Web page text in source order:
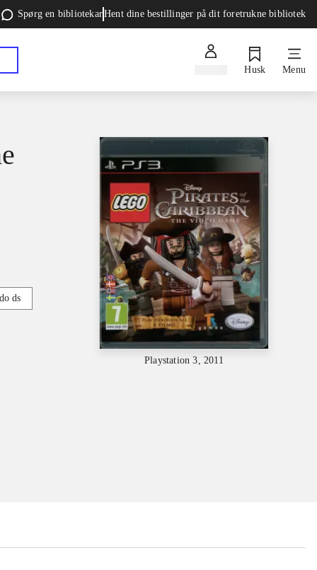
Spørg en bibliotekarHent dine bestillinger på dit foretrukne bibliotek
Husk Menu
Playstation 3, 2011
ds